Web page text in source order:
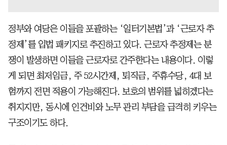
정부와 여당은 이들을 포괄하는 ‘일터기본법’과 ‘근로자 추
정제’를 입법 패키지로 추진하고 있다. 근로자 추정제는 분
쟁이 발생하면 이들을 근로자로 간주한다는 내용이다. 이렇
게 되면 최저임금, 주 52시간제, 퇴직금, 주휴수당, 4대 보
험까지 전면 적용이 가능해진다. 보호의 범위를 넓히겠다는
취지지만, 동시에 인건비와 노무 관리 부담을 급격히 키우는
구조이기도 하다.